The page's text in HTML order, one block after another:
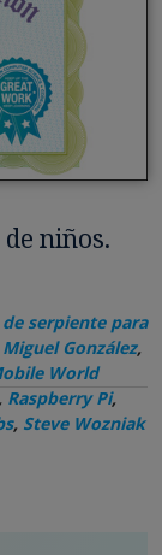
niños.
serpiente para
Miguel González,
World
Raspberry Pi,
, Steve Wozniak